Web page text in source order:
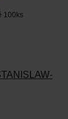
100ks